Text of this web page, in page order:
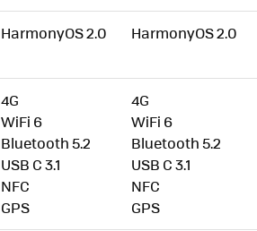
HarmonyOS 2.0 HarmonyOS 2.0
4G
WiFi 6
Bluetooth 5.2
USB C 3.1
NFC
GPS
4G
WiFi 6
Bluetooth 5.2
USB C 3.1
NFC
GPS